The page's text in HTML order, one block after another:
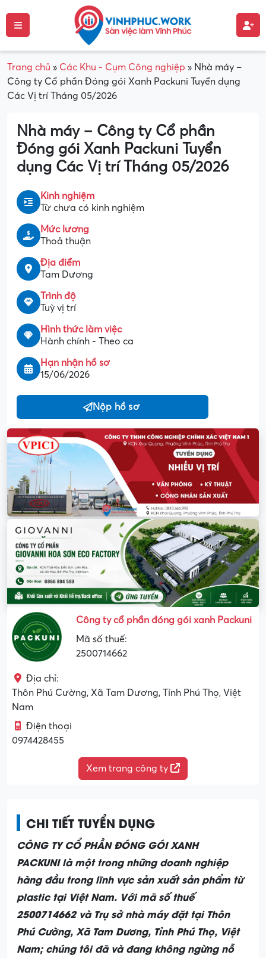
Trang chủ » Các Khu - Cụm Công nghiệp » Nhà máy –
Công ty Cổ phần Đóng gói Xanh Packuni Tuyển dụng
Các Vị trí Tháng 05/2026
Nhà máy – Công ty Cổ phần
Đóng gói Xanh Packuni Tuyển
dụng Các Vị trí Tháng 05/2026
Kinh nghiệm
Từ chưa có kinh nghiệm
Mức lương
Thoả thuận
Địa điểm
Tam Dương
Trình độ
Tuỳ vị trí
Hình thức làm việc
Hành chính - Theo ca
Hạn nhận hồ sơ
15/06/2026
Nộp hồ sơ
Công ty cổ phần đóng gói xanh Packuni
Mã số thuế:
2500714662
Địa chỉ:
Thôn Phú Cường, Xã Tam Dương, Tỉnh Phú Thọ, Việt
Nam
Điện thoại
0974428455
Xem trang công ty
CHI TIẾT TUYỂN DỤNG
CÔNG TY CỔ PHẦN ĐÓNG GÓI XANH
PACKUNIlà một trong những doanh nghiệp
hàng đầu trong lĩnh vực sản xuất sản phẩm từ
plastic tại Việt Nam. Với mã số thuế
2500714662 và Trụ sở nhà máy đặt tại Thôn
Phú Cường, Xã Tam Dương, Tỉnh Phú Thọ, Việt
Nam; chúng tôi đã và đang không ngừng nỗ